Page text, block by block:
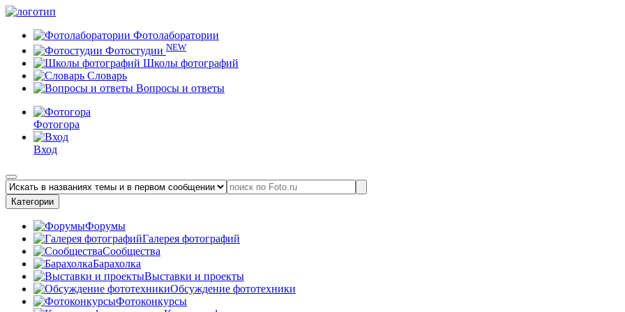
Фотолаборатории
Фотостудии NEW
Школы фотографий
Словарь
Вопросы и ответы
Фотогора
Вход
Категории
Форумы
Галерея фотографий
Сообщества
Барахолка
Выставки и проекты
Обсуждение фототехники
Фотоконкурсы